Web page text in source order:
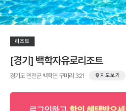
리조트
[경기] 백학자유로리조트
경기도 연천군 백학면 구미리 321 지도보기